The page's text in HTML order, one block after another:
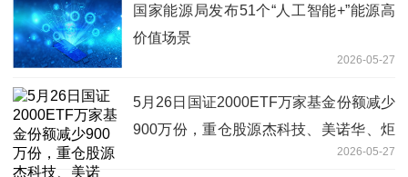
国家能源局发布51个“人工智能+”能源高
价值场景
2026-05-27
5月26日国证2000ETF万家基金份额减少
900万份，重仓股源杰科技、美诺华、炬
2026-05-27